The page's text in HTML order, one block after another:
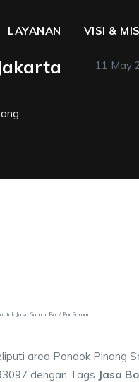
LAYANAN VISI &
11 May
Jasa Sumur Bor / Bor Sumur
area Pondok Pinang
dengan Tags Jasa